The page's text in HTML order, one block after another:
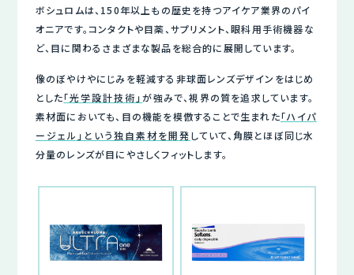
ボシュロムは、150年以上もの歴史を持つアイケア業界のパイ
オニアです。コンタクトや目薬、サプリメント、眼科用手術機器な
ど、目に関わるさまざまな製品を総合的に展開しています。
像のぼやけやにじみを軽減する非球面レンズデザインをはじめ
とした「光学設計技術」が強みで、視界の質を追求しています。
素材面においても、目の機能を模倣することで生まれた「ハイパ
ージェル」という独自素材を開発していて、角膜とほぼ同じ水
分量のレンズが目にやさしくフィットします。